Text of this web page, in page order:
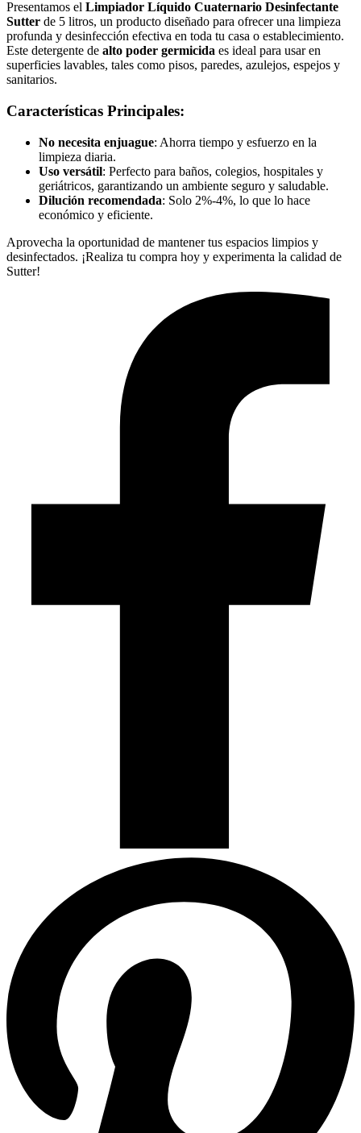
Presentamos el Limpiador Líquido Cuaternario Desinfectante
Sutter de 5 litros, un producto diseñado para ofrecer una limpieza
profunda y desinfección efectiva en toda tu casa o establecimiento.
Este detergente de alto poder germicida es ideal para usar en
superficies lavables, tales como pisos, paredes, azulejos, espejos y
sanitarios.
Características Principales:
No necesita enjuague: Ahorra tiempo y esfuerzo en la
limpieza diaria.
Uso versátil: Perfecto para baños, colegios, hospitales y
geriátricos, garantizando un ambiente seguro y saludable.
Dilución recomendada: Solo 2%-4%, lo que lo hace
económico y eficiente.
Aprovecha la oportunidad de mantener tus espacios limpios y
desinfectados. ¡Realiza tu compra hoy y experimenta la calidad de
Sutter!